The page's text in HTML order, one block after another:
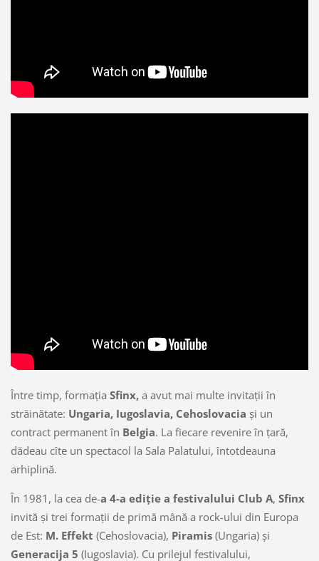
Între timp, formaţia Sfinx, a avut mai multe invitaţii în
străinătate: Ungaria, Iugoslavia, Cehoslovacia şi un
contract permanent în Belgia. La fiecare revenire în ţară,
dădeau cîte un spectacol la Sala Palatului, întotdeauna
arhiplină.
În 1981, la cea de-a 4-a ediţie a festivalului Club A, Sfinx
invită şi trei formaţii de primă mână a rock-ului din Europa
de Est: M. Effekt (Cehoslovacia), Piramis (Ungaria) şi
Generacija 5 (Iugoslavia). Cu prilejul festivalului,